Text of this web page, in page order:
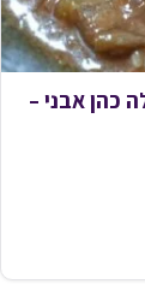
כהן אבני –